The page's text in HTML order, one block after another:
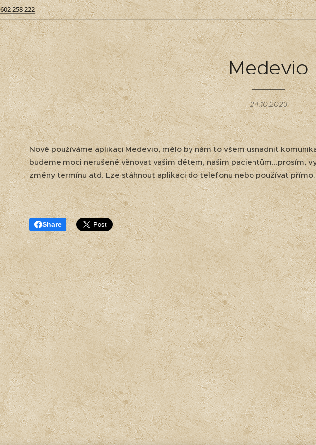
602 258 222
Medevio
24.10.2023
Nově používáme aplikaci Medevio, mělo by nám to všem usnadnit
budeme moci nerušeně věnovat vašim dětem, našim pacientům...prosím,
změny termínu atd. Lze stáhnout aplikaci do telefonu nebo používat
Share